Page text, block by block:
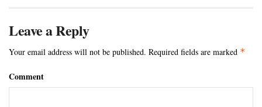
Leave a Reply
Your email address will not be published. Required fields are marked *
Comment